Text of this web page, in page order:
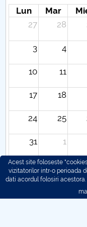
Hotarari Senat
Lun Mar
27
28
3 4
10 11
17 18
24 25
31 1
Acest site foloseste
vizitatorilor intr-o perioada
dati acordul folosiri